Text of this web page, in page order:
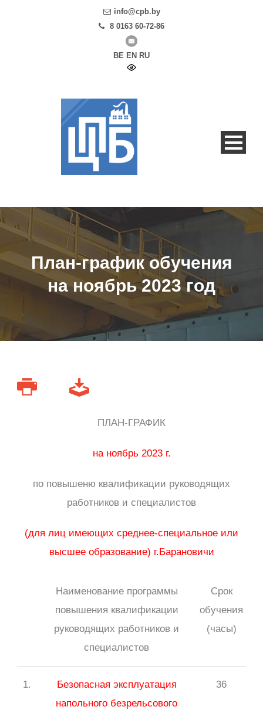
info@cpb.by
8 0163 60-72-86
BE EN RU
План-график обучения
на ноябрь 2023 год
ПЛАН-ГРАФИК
на ноябрь 2023 г.
по повышеню квалификации руководящих
работников и специалистов
(для лиц имеющих среднее-специальное или
высшее образование) г.Барановичи
Наименование программы
повышения квалификации
руководящих работников и
специалистов
Срок
обучения
(часы)
1.
Безопасная эксплуатация
напольного безрельсового
36